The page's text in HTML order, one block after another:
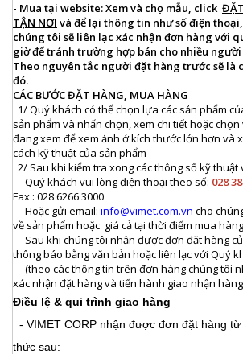
- Mua tại website:Xem và chọ mẫu, click
TẬN NƠI và để lại thông tin như số điện
chúng tôi sẽ liên lạc xác nhận đơn hàng với
giờ để tránh trường hợp bán cho nhiều
Theo nguyên tắc người đặt hàng trước sẽ là
đó.
CÁC BƯỚC ĐẶT HÀNG, MUA HÀNG
1/ Quý khách có thể chọn lựa các sản phẩm
sản phẩm và nhấn chọn, xem chi tiết hoặc
đang xem để xem ảnh ở kích thước lớn hơn và
cách kỹ thuật của sản phẩm
2/ Sau khi kiểm tra xong các thông số kỹ thuật
Quý khách vui lòng điện thoại theo số: 028
Fax : 028 6266 3000
Hoặc gửi email: info@vimet.com.vn cho
về sản phẩm hoặc giá cả tại thời điểm mua
Sau khi chúng tôi nhận được đơn đặt hàng
thông báo bằng văn bản hoặc liên lạc với Quý
(theo các thông tin trên đơn hàng chúng tôi
xác nhận đặt hàng và tiến hành giao nhận
Điều lệ & qui trình giao hàng
- VIMET CORP nhận được đơn đặt hàng
thức sau: